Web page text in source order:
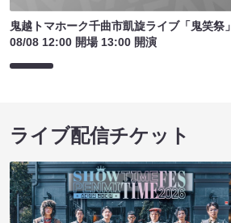
鬼越トマホーク千曲市凱旋ライブ「鬼笑祭」
08/08 12:00 開場 13:00 開演
ライブ配信チケット